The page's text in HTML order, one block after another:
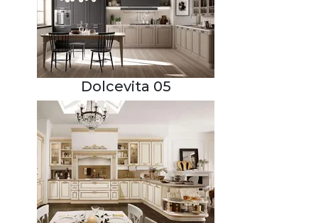
Dolcevita 05